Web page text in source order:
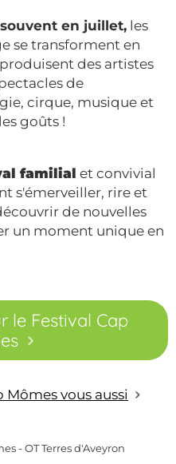
- OT Terres d'Aveyron
en juillet, les
se transforment en
des artistes
de
cirque, musique et
goûts !
familial et convivial
s'émerveiller, rire et
de nouvelles
un moment unique en
le Festival Cap
Mômes vous aussi